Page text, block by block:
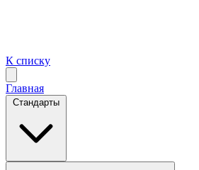
К списку
Главная
Стандарты